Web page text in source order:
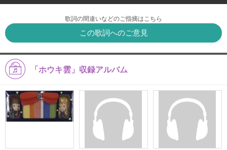
歌詞の間違いなどのご指摘はこちら
この歌詞へのご意見
「ホウキ雲」収録アルバム